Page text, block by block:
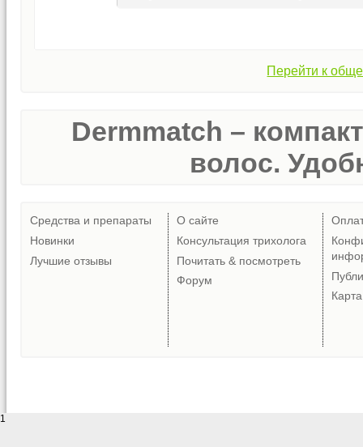
Перейти к
Dermmatch –
волос.
Средства и препараты
Новинки
Лучшие отзывы
О сайте
Консультация трихолога
Почитать & посмотреть
Форум
1